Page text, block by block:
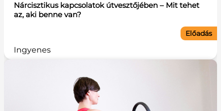
Nárcisztikus kapcsolatok útvesztőjében – Mit tehet
az, aki benne van?
Ingyenes
Előadás